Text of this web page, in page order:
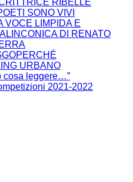
RIBELLE
SONO VIVI
VOCE LIMPIDA E
DI RENATO
URBANO
cosa leggere…”
2021-2022